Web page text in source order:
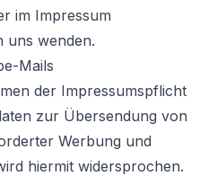
im Impressum
uns wenden.
Mails
der Impressumspflicht
zur Übersendung von
Werbung und
hiermit widersprochen.